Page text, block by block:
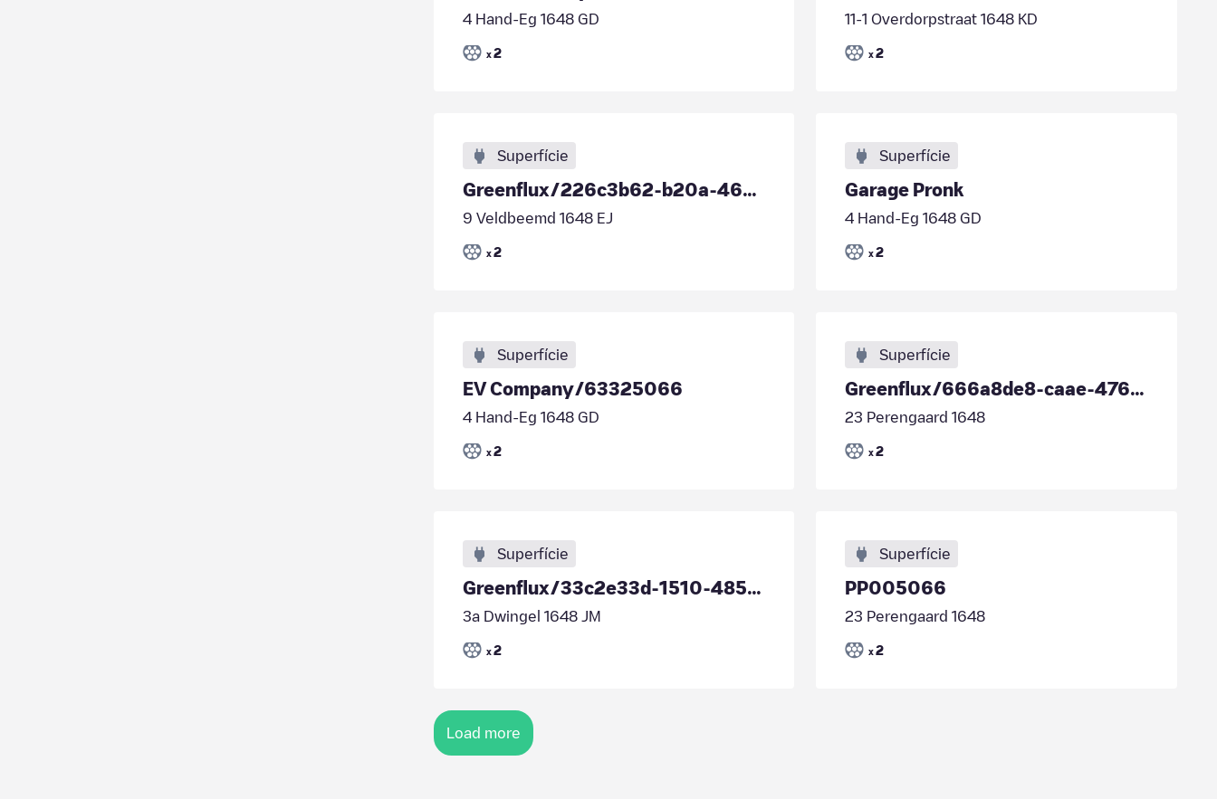
4 Hand-Eg 1648 GD
x 2
11-1 Overdorpstraat 1648 KD
x 2
Superfície
Greenflux/226c3b62-b20a-4670-87f4-b25085f0cd04
9 Veldbeemd 1648 EJ
x 2
Superfície
Garage Pronk
4 Hand-Eg 1648 GD
x 2
Superfície
EV Company/63325066
4 Hand-Eg 1648 GD
x 2
Superfície
Greenflux/666a8de8-caae-476a-a9aa-2c133cff555f
23 Perengaard 1648
x 2
Superfície
Greenflux/33c2e33d-1510-4853-8898-be807ad65fa4
3a Dwingel 1648 JM
x 2
Superfície
PP005066
23 Perengaard 1648
x 2
Load more